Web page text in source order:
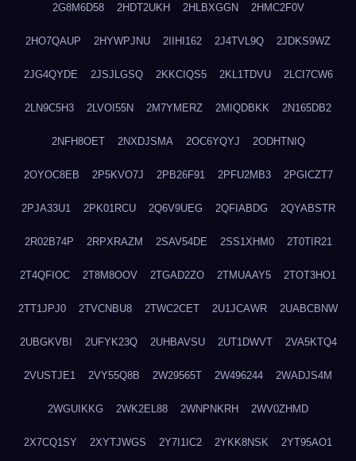
2G8M6D58 2HDT2UKH 2HLBXGGN 2HMC2F0V
2HO7QAUP 2HYWPJNU 2IIHI162 2J4TVL9Q 2JDKS9WZ
2JG4QYDE 2JSJLGSQ 2KKCIQS5 2KL1TDVU 2LCI7CW6
2LN9C5H3 2LVOI55N 2M7YMERZ 2MIQDBKK 2N165DB2
2NFH8OET 2NXDJSMA 2OC6YQYJ 2ODHTNIQ
2OYOC8EB 2P5KVO7J 2PB26F91 2PFU2MB3 2PGICZT7
2PJA33U1 2PK01RCU 2Q6V9UEG 2QFIABDG 2QYABSTR
2R02B74P 2RPXRAZM 2SAV54DE 2SS1XHM0 2T0TIR21
2T4QFIOC 2T8M8OOV 2TGAD2ZO 2TMUAAY5 2TOT3HO1
2TT1JPJ0 2TVCNBU8 2TWC2CET 2U1JCAWR 2UABCBNW
2UBGKVBI 2UFYK23Q 2UHBAVSU 2UT1DWVT 2VA5KTQ4
2VUSTJE1 2VY55Q8B 2W29565T 2W496244 2WADJS4M
2WGUIKKG 2WK2EL88 2WNPNKRH 2WV0ZHMD
2X7CQ1SY 2XYTJWGS 2Y7I1IC2 2YKK8NSK 2YT95AO1